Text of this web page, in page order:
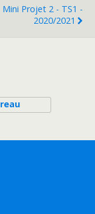
Mini Projet 2 - TS1 -
2020/2021